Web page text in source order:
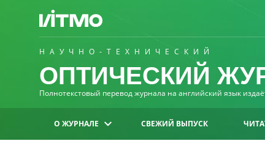
НАУЧНО-ТЕХНИЧЕСКИЙ
ОПТИЧЕСКИЙ
Полнотекстовый перевод журнала на английский язык
О ЖУРНАЛЕ СВЕЖИЙ ВЫПУСК